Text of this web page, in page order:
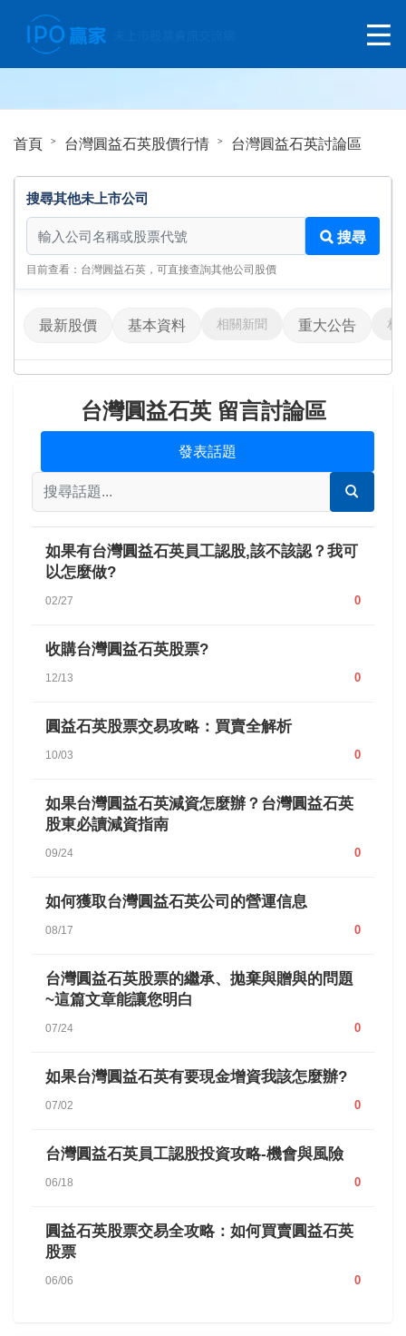
首頁 台灣圓益石英股價行情 台灣圓益石英討論區
搜尋其他未上市公司
搜尋其他未上市公司
搜尋
目前查看：台灣圓益石英，可直接查詢其他公司股價
最新股價 基本資料 相關新聞 重大公告 相
台灣圓益石英 留言討論區
發表話題
如果有台灣圓益石英員工認股,該不該認？我可
以怎麼做?
02/27 0
收購台灣圓益石英股票?
12/13 0
圓益石英股票交易攻略：買賣全解析
10/03 0
如果台灣圓益石英減資怎麼辦？台灣圓益石英
股東必讀減資指南
09/24 0
如何獲取台灣圓益石英公司的營運信息
08/17 0
台灣圓益石英股票的繼承、拋棄與贈與的問題
~這篇文章能讓您明白
07/24 0
如果台灣圓益石英有要現金增資我該怎麼辦?
07/02 0
台灣圓益石英員工認股投資攻略-機會與風險
06/18 0
圓益石英股票交易全攻略：如何買賣圓益石英
股票
06/06 0